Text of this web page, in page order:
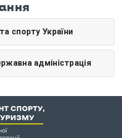
спорту України
адміністрація